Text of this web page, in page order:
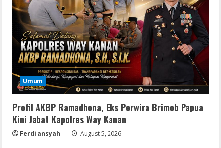
Umum
Profil AKBP Ramadhona, Eks Perwira Brimob Papua
Kini Jabat Kapolres Way Kanan
Ferdi ansyah August 5, 2026